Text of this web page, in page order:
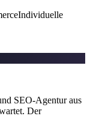
Individuelle
SEO-Agentur aus
Der